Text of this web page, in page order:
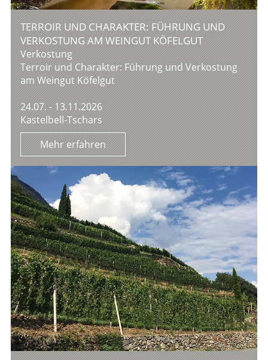
TERROIR UND CHARAKTER: FÜHRUNG UND
VERKOSTUNG AM WEINGUT KÖFELGUT
Verkostung
Terroir und Charakter: Führung und Verkostung
am Weingut Köfelgut
24.07. - 13.11.2026
Kastelbell-Tschars
Mehr erfahren